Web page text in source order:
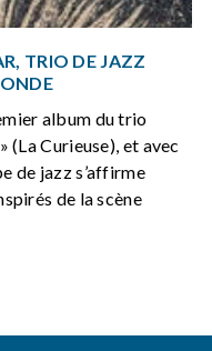
TRIO DE JAZZ
album du trio
(La Curieuse), et avec
de jazz s’affirme
de la scène